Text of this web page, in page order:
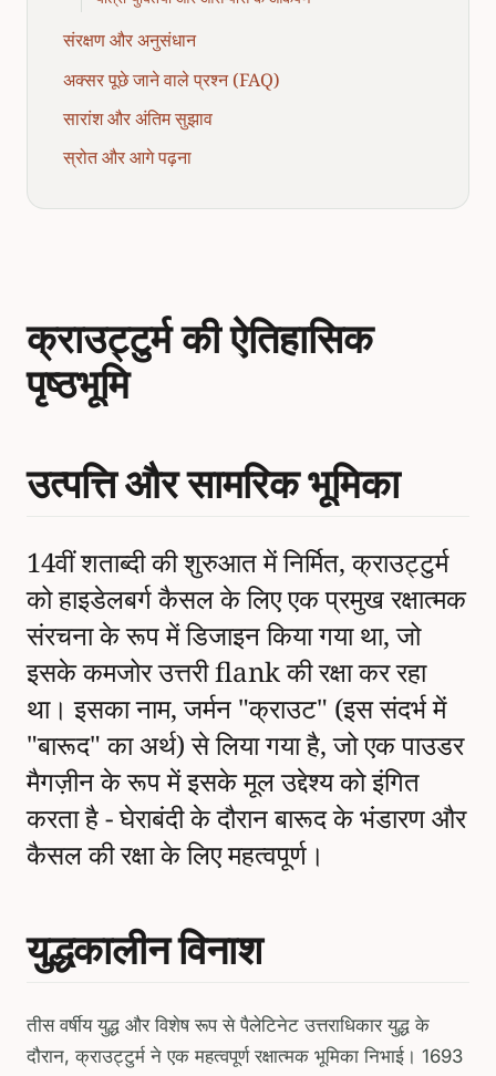
संरक्षण और अनुसंधान
अक्सर पूछे जाने वाले प्रश्न (FAQ)
सारांश और अंतिम सुझाव
स्रोत और आगे पढ़ना
क्राउट्टुर्म की ऐतिहासिक
पृष्ठभूमि
उत्पत्ति और सामरिक भूमिका
14वीं शताब्दी की शुरुआत में निर्मित, क्राउट्टुर्म
को हाइडेलबर्ग कैसल के लिए एक प्रमुख रक्षात्मक
संरचना के रूप में डिजाइन किया गया था, जो
इसके कमजोर उत्तरी flank की रक्षा कर रहा
था। इसका नाम, जर्मन "क्राउट" (इस संदर्भ में
"बारूद" का अर्थ) से लिया गया है, जो एक पाउडर
मैगज़ीन के रूप में इसके मूल उद्देश्य को इंगित
करता है - घेराबंदी के दौरान बारूद के भंडारण और
कैसल की रक्षा के लिए महत्वपूर्ण।
युद्धकालीन विनाश
तीस वर्षीय युद्ध और विशेष रूप से पैलेटिनेट उत्तराधिकार युद्ध के
दौरान, क्राउट्टुर्म ने एक महत्वपूर्ण रक्षात्मक भूमिका निभाई। 1693